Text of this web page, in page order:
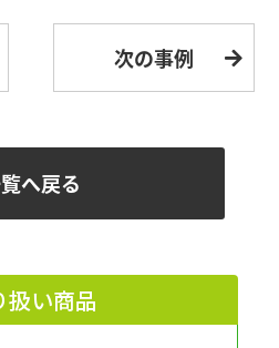
次の事例
へ戻る
扱い商品